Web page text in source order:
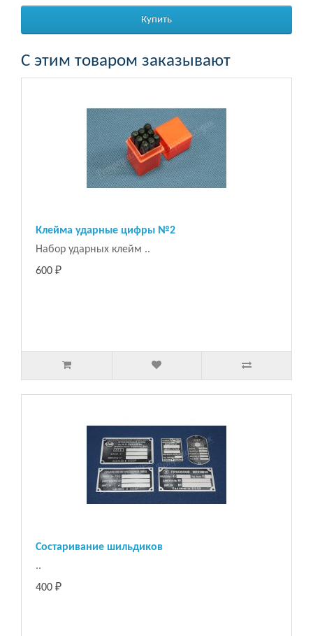
Купить
С этим товаром заказывают
Клейма ударные цифры №2
Набор ударных клейм ..
600 ₽
Состаривание шильдиков
..
400 ₽